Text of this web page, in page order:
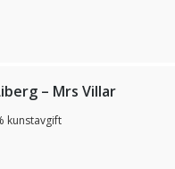
– Mrs Villar
kunstavgift